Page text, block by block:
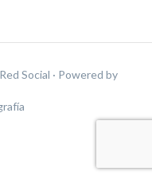
Social · Powered by